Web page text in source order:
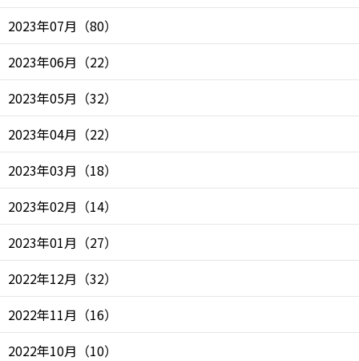
2023年07月 （80）
2023年06月 （22）
2023年05月 （32）
2023年04月 （22）
2023年03月 （18）
2023年02月 （14）
2023年01月 （27）
2022年12月 （32）
2022年11月 （16）
2022年10月 （10）